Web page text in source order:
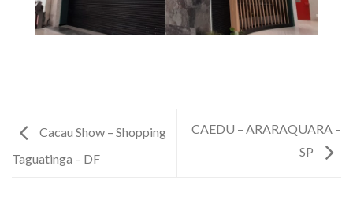
Cacau Show – Shopping
Taguatinga – DF
CAEDU – ARARAQUARA –
SP